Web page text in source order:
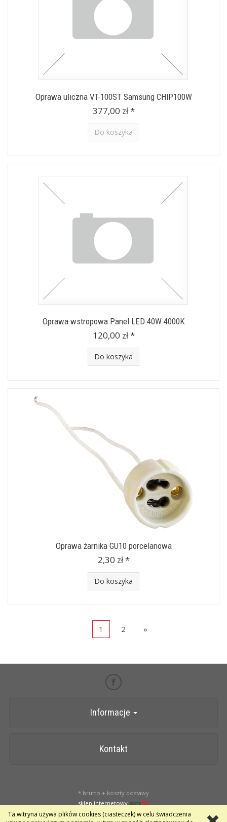
Oprawa uliczna VT-100ST Samsung CHIP100W
377,00 zł *
Do koszyka
Oprawa wstropowa Panel LED 40W 4000K
120,00 zł *
Do koszyka
Oprawa żarnika GU10 porcelanowa
2,30 zł *
Do koszyka
1 2 »
Informacje
Kontakt
* brutto + koszty dostawy
sklep internetowy
Ta witryna używa plików cookies (ciasteczek) w celu świadczenia